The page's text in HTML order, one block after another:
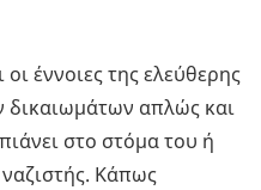
έννοιες της ελεύθερης
δικαιωμάτων απλώς και
στο στόμα του ή
Κάπως